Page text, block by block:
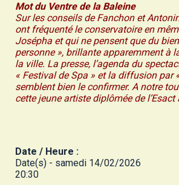
Mot du Ventre de la Baleine
Sur les conseils de Fanchon et
ont fréquenté le conservatoire en
Josépha et qui ne pensent que du
personne », brillante apparemment à
la ville. La presse, l’agenda du
« Festival de Spa » et la diffusion par
semblent bien le confirmer. A notre
cette jeune artiste diplômée de l’Esact
Date / Heure :
Date(s) - samedi 14/02/2026
20:30